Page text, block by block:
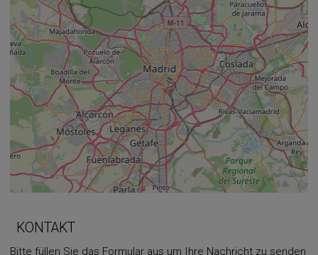
KONTAKT
Bitte füllen Sie das Formular aus um Ihre Nachricht zu senden